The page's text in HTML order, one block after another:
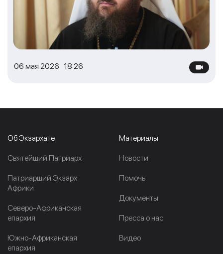
06 мая 2026 18:26
Об Экзархате
Cвятейший Патриарх
Патриарший Экзарх
Африки
Северо-Африканская
епархия
Южно-Африканская
епархия
Материалы
Новости
Помочь
Документы
Пресса о нас
Видео